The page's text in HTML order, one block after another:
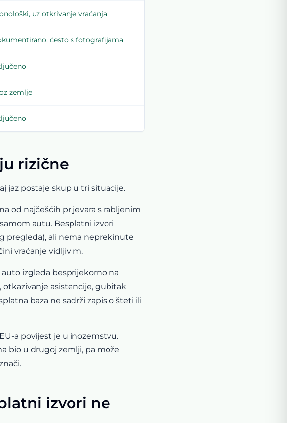
uz otkrivanje vraćanja
često s fotografijama
zemlje
rizične
jaz postaje skup u tri situacije.
od najčešćih prijevara s rabljenim
autu. Besplatni izvori
pregleda), ali nema neprekinute
vraćanje vidljivim.
izgleda besprijekorno na
asistencije, gubitak
baza ne sadrži zapis o šteti ili
a povijest je u inozemstvu.
bio u drugoj zemlji, pa može
izvori ne